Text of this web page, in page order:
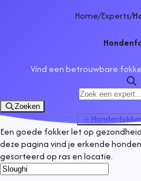
Home/Experts/
Vind een betrouwbare
Zoeken
Een goede fokker let op
deze pagina vind je erkende
gesorteerd op ras en locatie.